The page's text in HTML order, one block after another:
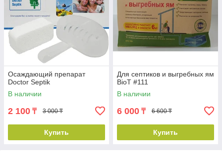
Осаждающий препарат
Doctor Septik
В наличии
2 100 ₸ 3 000 ₸
Купить
Для септиков и выгребных ям
BioT #111
В наличии
6 000 ₸ 6 600 ₸
Купить